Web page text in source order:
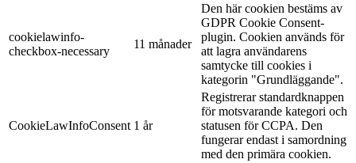
cookielawinfo-
checkbox-necessary
11 månader
Den här cookien bestäms av
GDPR Cookie Consent-
plugin. Cookien används för
att lagra användarens
samtycke till cookies i
kategorin "Grundläggande".
CookieLawInfoConsent 1 år
Registrerar standardknappen
för motsvarande kategori och
statusen för CCPA. Den
fungerar endast i samordning
med den primära cookien.